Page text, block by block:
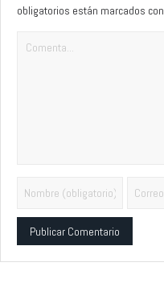
obligatorios están marcados con